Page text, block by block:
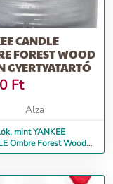
CANDLE
FOREST WOOD
GYERTYATARTÓ
Ft
Alza
mint YANKEE
Ombre Forest Wood